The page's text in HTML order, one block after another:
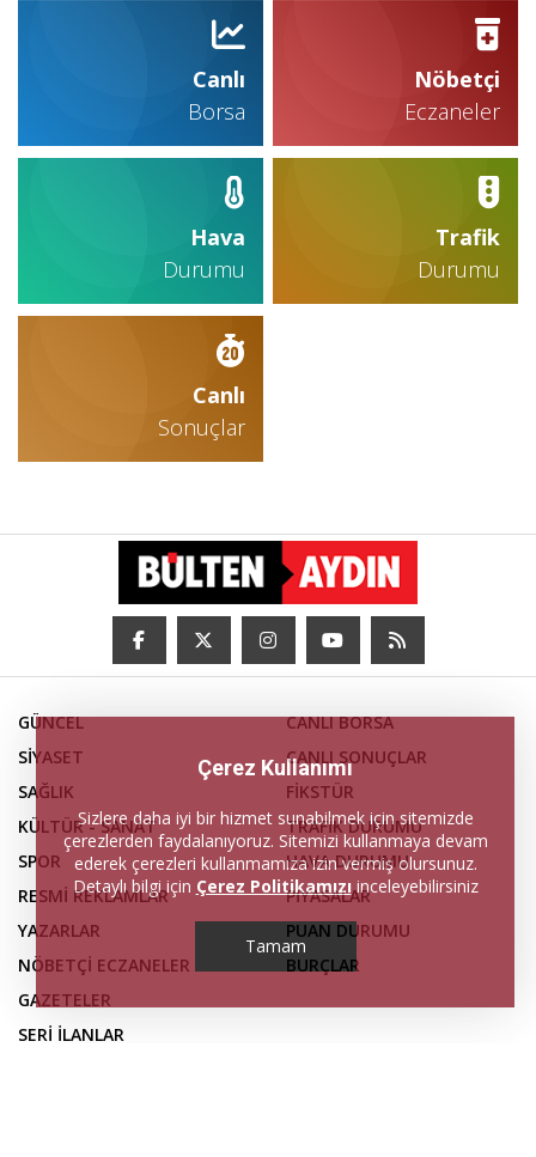
Canlı
Borsa
Nöbetçi
Eczaneler
Hava
Durumu
Trafik
Durumu
Canlı
Sonuçlar
GÜNCEL
SİYASET
SAĞLIK
KÜLTÜR - SANAT
SPOR
RESMİ REKLAMLAR
YAZARLAR
NÖBETÇİ ECZANELER
CANLI BORSA
CANLI SONUÇLAR
FİKSTÜR
TRAFİK DURUMU
HAVA DURUMU
PİYASALAR
PUAN DURUMU
BURÇLAR
GAZETELER
SERİ İLANLAR
Çerez Kullanımı
Sizlere daha iyi bir hizmet sunabilmek için sitemizde
çerezlerden faydalanıyoruz. Sitemizi kullanmaya devam
ederek çerezleri kullanmamıza izin vermiş olursunuz.
Detaylı bilgi için Çerez Politikamızıinceleyebilirsiniz
Tamam